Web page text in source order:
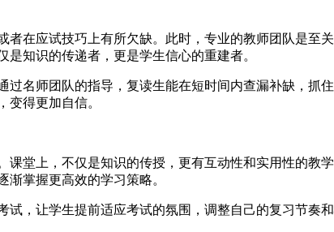
在应试技巧上有所欠缺。此时，专业的教师团队是至
知识的传递者，更是学生信心的重建者。
师团队的指导，复读生能在短时间内查漏补缺，抓
得更加自信。
上，不仅是知识的传授，更有互动性和实用性的教
掌握更高效的学习策略。
让学生提前适应考试的氛围，调整自己的复习节奏